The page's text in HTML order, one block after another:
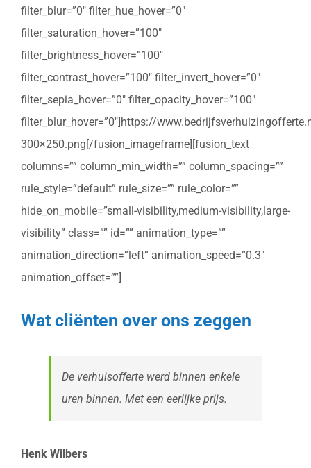
filter_blur=”0″ filter_hue_hover=”0″
filter_saturation_hover=”100″
filter_brightness_hover=”100″
filter_contrast_hover=”100″ filter_invert_hover=”0″
filter_sepia_hover=”0″ filter_opacity_hover=”100″
filter_blur_hover=”0″]https://
300×250.png[/fusion_imageframe][fusion_text
columns=”” column_min_width=”” column_spacing=””
rule_style=”default” rule_size=”” rule_color=””
hide_on_mobile=”small-visibility,medium-visibility,large-
visibility” class=”” id=”” animation_type=””
animation_direction=”left” animation_speed=”0.3″
animation_offset=””]
Wat cliënten over ons zeggen
De verhuisofferte werd binnen enkele
uren binnen. Met een eerlijke prijs.
Henk Wilbers